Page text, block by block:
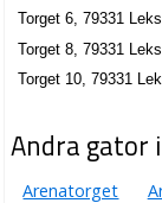
Torget 6, 79331
Sticky Fingers AB
Wester
Torget 6, 79331
Torget 8, 79331
Torget 10, 79331
Andra gator
Arenatorget